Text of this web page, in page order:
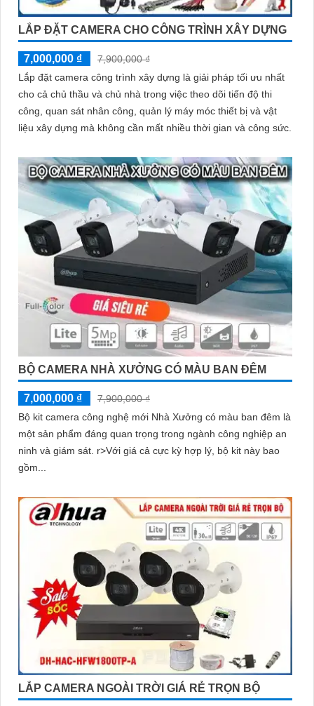
LẮP ĐẶT CAMERA CHO CÔNG TRÌNH XÂY DỰNG
7,000,000 ₫
7,900,000 ₫
Lắp đặt camera công trình xây dựng là giải pháp tối ưu nhất
cho cả chủ thầu và chủ nhà trong việc theo dõi tiến độ thi
công, quan sát nhân công, quản lý máy móc thiết bị và vật
liệu xây dựng mà không cần mất nhiều thời gian và công sức.
BỘ CAMERA NHÀ XƯỞNG CÓ MÀU BAN ĐÊM
7,000,000 ₫
7,900,000 ₫
Bộ kit camera công nghệ mới Nhà Xưởng có màu ban đêm là
một sản phẩm đáng quan trọng trong ngành công nghiệp an
ninh và giám sát. r>Với giá cả cực kỳ hợp lý, bộ kit này bao
gồm...
LẮP CAMERA NGOÀI TRỜI GIÁ RẺ TRỌN BỘ